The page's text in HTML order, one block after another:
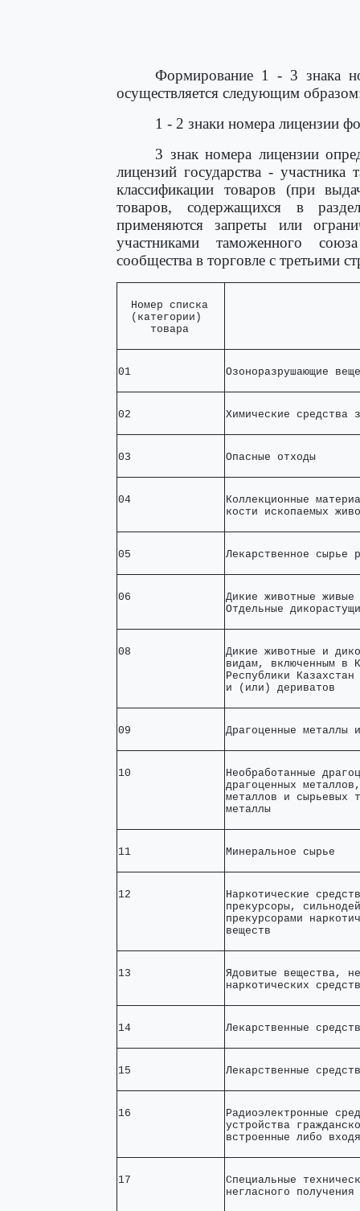
Формирование 1 - 3 знака
осуществляется следующим
1 - 2 знаки номера лицензии
3 знак номера лицензии
лицензий государства -
классификации товаров (при
товаров, содержащихся в
применяются запреты или
участниками таможенного
сообщества в торговле с третьими
  Номер списка
  (категории)
     товара
01 Озоноразрушающие
02 Химические
03
04
Коллекционные
кости
05 Лекарственное
06
Дикие
Отдельные
08
Дикие животные и
видам, включенным в
Республики
и
09 Драгоценные
10
Необработанные
драгоценных
металлов и
11
12
Наркотические
прекурсоры,
прекурсорами
13
Ядовитые
наркотических
14 Лекарственные
15 Лекарственные
16
Радиоэлектронные
устройства
встроенные либо
17
Специальные
негласного